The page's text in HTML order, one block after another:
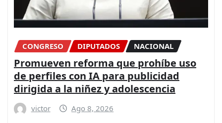
CONGRESO DIPUTADOS NACIONAL
Promueven reforma que prohíbe uso
de perfiles con IA para publicidad
dirigida a la niñez y adolescencia
victor Ago 8, 2026